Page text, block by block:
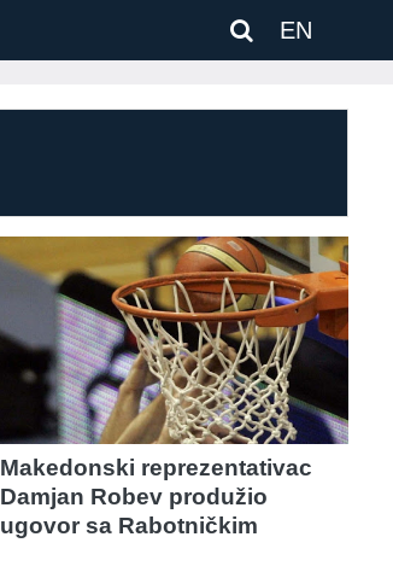
EN
Makedonski reprezentativac
Damjan Robev produžio
ugovor sa Rabotničkim